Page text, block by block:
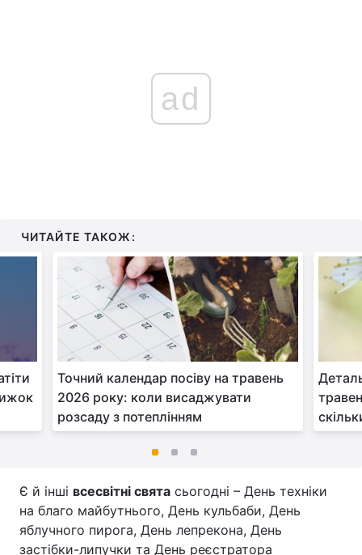
ad
ЧИТАЙТЕ ТАКОЖ:
Точний календар посіву на травень
2026 року: коли висаджувати
розсаду з потеплінням
Є й інші всесвітні свята сьогодні – День техніки
на благо майбутнього, День кульбаби, День
яблучного пирога, День лепрекона, День
застібки-липучки та День реєстратора